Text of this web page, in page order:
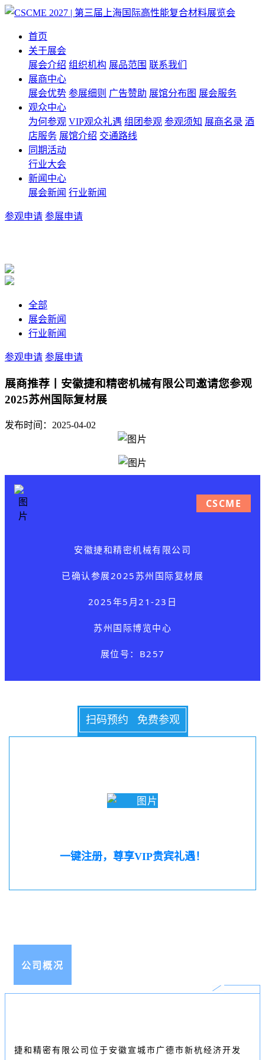
首页
关于展会
展会介绍 组织机构 展品范围 联系我们
展商中心
展会优势 参展细则 广告赞助 展馆分布图 展会服务
观众中心
为何参观 VIP观众礼遇 组团参观 参观须知 展商名录 酒
店服务 展馆介绍 交通路线
同期活动
行业大会
新闻中心
展会新闻 行业新闻
参观申请 参展申请
全部
展会新闻
行业新闻
参观申请 参展申请
展商推荐丨安徽捷和精密机械有限公司邀请您参观
2025苏州国际复材展
发布时间：2025-04-02
CSCME
安徽捷和精密机械有限公司
已确认参展2025苏州国际复材展
2025年5月21-23日
苏州国际博览中心
展位号：B257
扫码预约 免费参观
一键注册，尊享VIP贵宾礼遇！
公司概况
捷和精密有限公司位于安徽宣城市广德市新杭经济开发